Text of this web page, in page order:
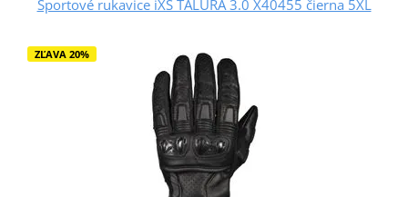
Športové rukavice iXS TALURA 3.0 X40455 čierna 5XL
ZĽAVA 20%